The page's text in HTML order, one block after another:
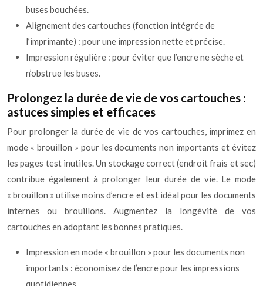
buses bouchées.
Alignement des cartouches (fonction intégrée de
l’imprimante) : pour une impression nette et précise.
Impression régulière : pour éviter que l’encre ne sèche et
n’obstrue les buses.
Prolongez la durée de vie de vos cartouches :
astuces simples et efficaces
Pour prolonger la durée de vie de vos cartouches, imprimez en
mode « brouillon » pour les documents non importants et évitez
les pages test inutiles. Un stockage correct (endroit frais et sec)
contribue également à prolonger leur durée de vie. Le mode
« brouillon » utilise moins d’encre et est idéal pour les documents
internes ou brouillons. Augmentez la longévité de vos
cartouches en adoptant les bonnes pratiques.
Impression en mode « brouillon » pour les documents non
importants : économisez de l’encre pour les impressions
quotidiennes.